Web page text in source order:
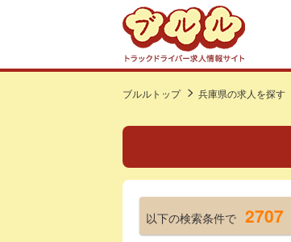
ブルルトップ 兵庫県の求人を探す
以下の検索条件で 2707